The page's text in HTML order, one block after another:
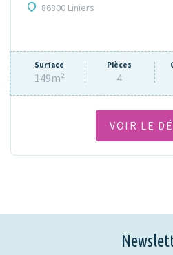
86800 Liniers
Surface
149m²
Pièces
4
VOIR LE